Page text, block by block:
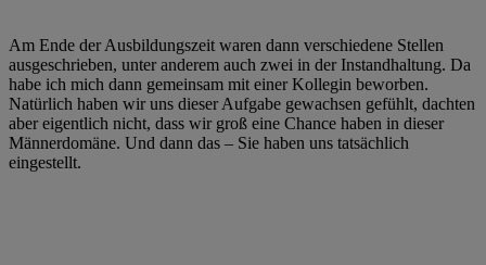
Am Ende der Ausbildungszeit waren dann verschiedene Stellen
ausgeschrieben, unter anderem auch zwei in der Instandhaltung. Da
habe ich mich dann gemeinsam mit einer Kollegin beworben.
Natürlich haben wir uns dieser Aufgabe gewachsen gefühlt, dachten
aber eigentlich nicht, dass wir groß eine Chance haben in dieser
Männerdomäne. Und dann das – Sie haben uns tatsächlich
eingestellt.